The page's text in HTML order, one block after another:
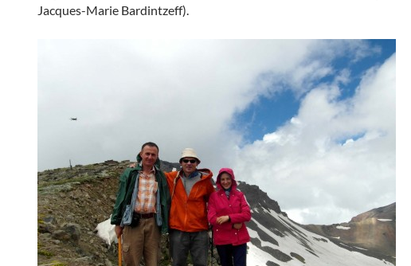
Jacques-Marie Bardintzeff).